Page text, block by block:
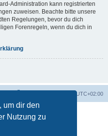
um dir den
Nutzung zu
Administration kann registrierten
zuweisen. Beachte bitte unsere
Regelungen, bevor du dich
Forenregeln, wenn du dich in
UTC+02:00